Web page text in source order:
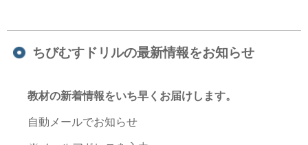
ちびむすドリルの最新情報をお知らせ
教材の新着情報をいち早くお届けします。
自動メールでお知らせ